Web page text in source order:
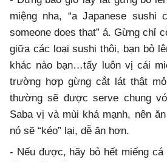
miệng nha, “a Japanese sushi
someone does that” á. Gừng chỉ
giữa các loại sushi thôi, bạn bỏ
khác nào bạn…tẩy luôn vị cái
trường hợp gừng cắt lát thật
thường sẽ được serve chung
Saba vị và mùi khá mạnh, nên
nó sẽ “kéo” lại, dễ ăn hơn.
- Nếu được, hãy bỏ hết miếng cá